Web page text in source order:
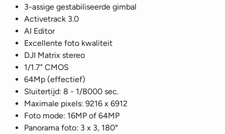
3-assige gestabiliseerde gimbal
Activetrack 3.0
AI Editor
Excellente foto kwaliteit
DJI Matrix stereo
1/1.7" CMOS
64Mp (effectief)
Sluitertijd: 8 - 1/8000 sec.
Maximale pixels: 9216 x 6912
Foto mode: 16MP of 64MP
Panorama foto: 3 x 3, 180°